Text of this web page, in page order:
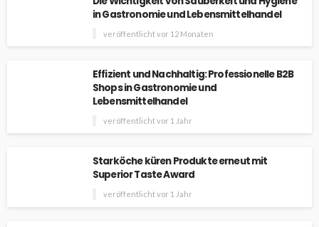
in Gastronomie und Lebensmittelhandel
veröffentlicht vor 12 Monaten
Effizient und Nachhaltig: Professionelle B2B
Shops in Gastronomie und
Lebensmittelhandel
veröffentlicht vor 1 Jahr
Starköche küren Produkte erneut mit
Superior Taste Award
veröffentlicht vor 1 Jahr